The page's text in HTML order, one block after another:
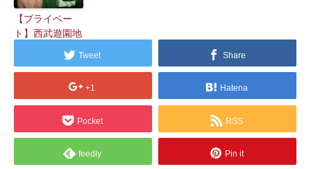
【プライベー
ト】西武遊園地
Tweet Share
+1 Hatena
Pocket RSS
feedly Pin it